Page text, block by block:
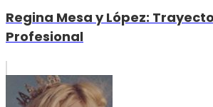
Regina Mesa y López:
Profesional